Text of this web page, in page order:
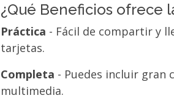
¿Qué Beneficios ofrece
Práctica - Fácil de compartir y
tarjetas.
Completa - Puedes incluir gran
multimedia.